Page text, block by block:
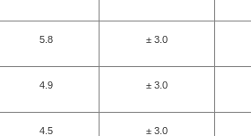
5.8 ± 3.0
4.9 ± 3.0
4.5 ± 3.0